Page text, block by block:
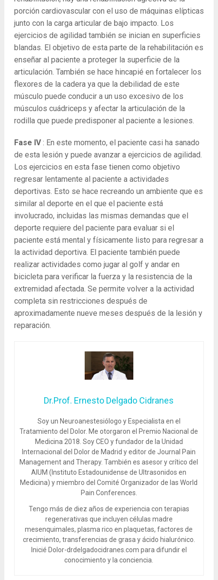
porción cardiovascular con el uso de máquinas elípticas
junto con la carga articular de bajo impacto. Los
ejercicios de agilidad también se inician en superficies
blandas. El objetivo de esta parte de la rehabilitación es
enseñar al paciente a proteger la superficie de la
articulación. También se hace hincapié en fortalecer los
flexores de la cadera ya que la debilidad de este
músculo puede conducir a un uso excesivo de los
músculos cuádriceps y afectar la articulación de la
rodilla que puede predisponer al paciente a lesiones.
Fase IV: En este momento, el paciente casi ha sanado
de esta lesión y puede avanzar a ejercicios de agilidad.
Los ejercicios en esta fase tienen como objetivo
regresar lentamente al paciente a actividades
deportivas. Esto se hace recreando un ambiente que es
similar al deporte en el que el paciente está
involucrado, incluidas las mismas demandas que el
deporte requiere del paciente para evaluar si el
paciente está mental y físicamente listo para regresar a
la actividad deportiva. El paciente también puede
realizar actividades como jugar al golf y andar en
bicicleta para verificar la fuerza y ​​la resistencia de la
extremidad afectada. Se permite volver a la actividad
completa sin restricciones después de
aproximadamente nueve meses después de la lesión y
reparación.
Dr.Prof. Ernesto Delgado Cidranes
Soy un Neuroanestesiólogo y Especialista en el
Tratamiento del Dolor. Me otorgaron el Premio Nacional de
Medicina 2018. Soy CEO y fundador de la Unidad
Internacional del Dolor de Madrid y editor de Journal Pain
Management and Therapy. También es asesor y crítico del
AIUM (Instituto Estadounidense de Ultrasonidos en
Medicina) y miembro del Comité Organizador de las World
Pain Conferences.
Tengo más de diez años de experiencia con terapias
regenerativas que incluyen células madre
mesenquimales, plasma rico en plaquetas, factores de
crecimiento, transferencias de grasa y ácido hialurónico.
Inicié Dolor-drdelgadocidranes.com para difundir el
conocimiento y la conciencia.